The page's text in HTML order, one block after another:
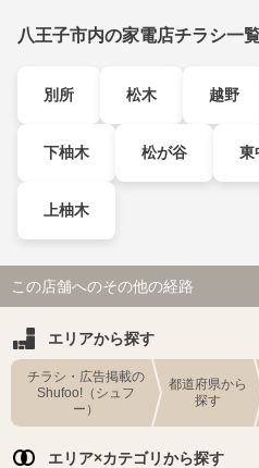
八王子市内の家電店チラシ一
別所 松木 越野
下柚木 松が谷 東
上柚木
この店舗へのその他の経路
エリアから探す
チラシ・広告掲載の
Shufoo!（シュフ
ー）
都道府県から
探す
エリア×カテゴリから探す